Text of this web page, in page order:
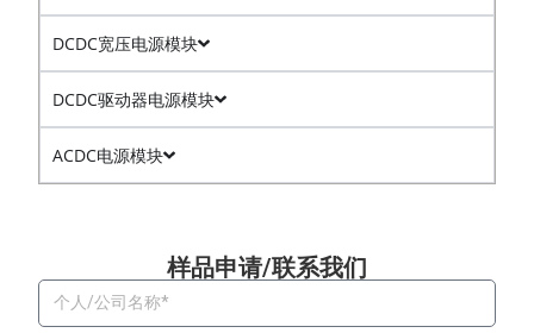
DCDC宽压电源模块
DCDC驱动器电源模块
ACDC电源模块
样品申请/联系我们​